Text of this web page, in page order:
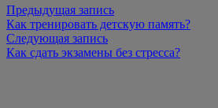
Предыдущая запись
Как тренировать детскую память?
Следующая запись
Как сдать экзамены без стресса?